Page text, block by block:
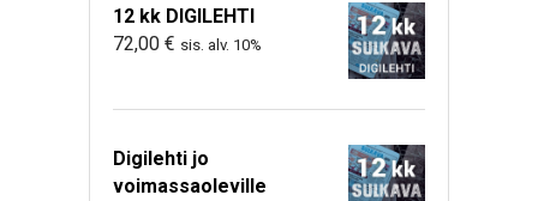
12 kk DIGILEHTI
72,00 € sis. alv. 10%
Digilehti jo
voimassaoleville